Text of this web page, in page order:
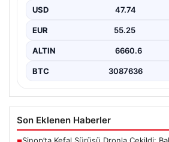
USD 47.74
EUR 55.25
ALTIN 6660.6
BTC 3087636
Son Eklenen Haberler